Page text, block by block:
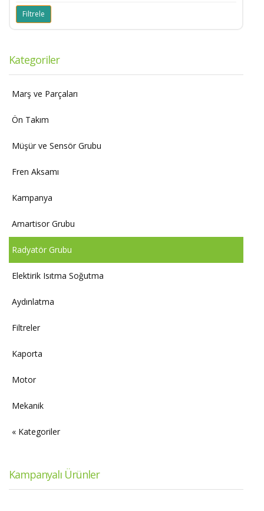
Kategoriler
Marş ve Parçaları
Ön Takım
Müşür ve Sensör Grubu
Fren Aksamı
Kampanya
Amartisor Grubu
Radyatör Grubu
Elektirik Isıtma Soğutma
Aydınlatma
Filtreler
Kaporta
Motor
Mekanik
« Kategoriler
Kampanyalı Ürünler